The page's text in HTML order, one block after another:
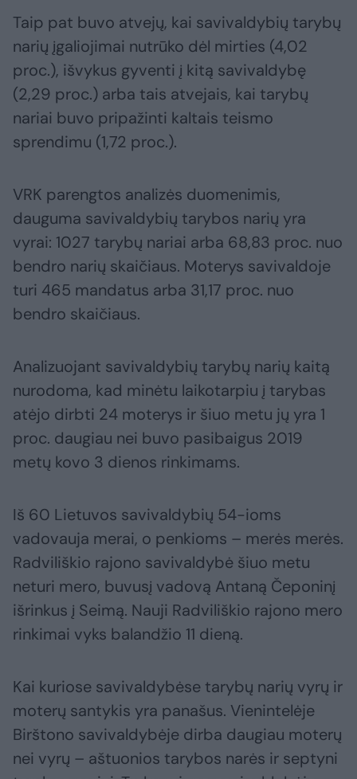
Taip pat buvo atvejų, kai savivaldybių tarybų
narių įgaliojimai nutrūko dėl mirties (4,02
proc.), išvykus gyventi į kitą savivaldybę
(2,29 proc.) arba tais atvejais, kai tarybų
nariai buvo pripažinti kaltais teismo
sprendimu (1,72 proc.).
VRK parengtos analizės duomenimis,
dauguma savivaldybių tarybos narių yra
vyrai: 1027 tarybų nariai arba 68,83 proc. nuo
bendro narių skaičiaus. Moterys savivaldoje
turi 465 mandatus arba 31,17 proc. nuo
bendro skaičiaus.
Analizuojant savivaldybių tarybų narių kaitą
nurodoma, kad minėtu laikotarpiu į tarybas
atėjo dirbti 24 moterys ir šiuo metu jų yra 1
proc. daugiau nei buvo pasibaigus 2019
metų kovo 3 dienos rinkimams.
Iš 60 Lietuvos savivaldybių 54-ioms
vadovauja merai, o penkioms – merės merės.
Radviliškio rajono savivaldybė šiuo metu
neturi mero, buvusį vadovą Antaną Čeponinį
išrinkus į Seimą. Nauji Radviliškio rajono mero
rinkimai vyks balandžio 11 dieną.
Kai kuriose savivaldybėse tarybų narių vyrų ir
moterų santykis yra panašus. Vienintelėje
Birštono savivaldybėje dirba daugiau moterų
nei vyrų – aštuonios tarybos narės ir septyni